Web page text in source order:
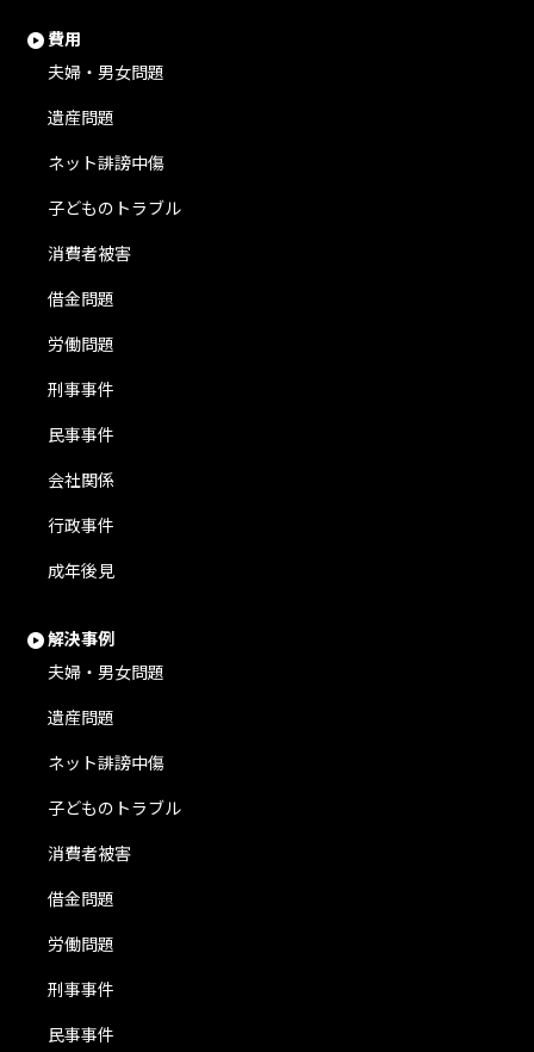
費用
夫婦・男女問題
遺産問題
ネット誹謗中傷
子どものトラブル
消費者被害
借金問題
労働問題
刑事事件
民事事件
会社関係
行政事件
成年後見
解決事例
夫婦・男女問題
遺産問題
ネット誹謗中傷
子どものトラブル
消費者被害
借金問題
労働問題
刑事事件
民事事件